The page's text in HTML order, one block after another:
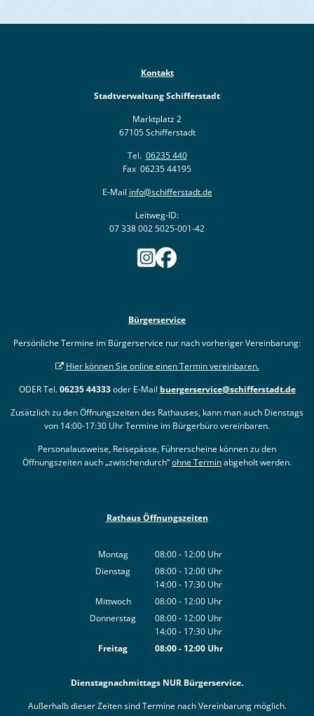
Kontakt
Stadtverwaltung Schifferstadt
Marktplatz 2
67105 Schifferstadt
Tel. 06235 440
Fax 06235 44195
E-Mail info@schifferstadt.de
Leitweg-ID:
07 338 002 5025-001-42
Bürgerservice
Persönliche Termine im Bürgerservice nur nach vorheriger Vereinbarung:
Hier können Sie online einen Termin vereinbaren.
ODER Tel.06235 44333oder E-Mail buergerservice@schifferstadt.de
Zusätzlich zu den Öffnungszeiten des Rathauses, kann man auch Dienstags
von 14:00-17:30 Uhr Termine im Bürgerbüro vereinbaren.
Personalausweise, Reisepässe, Führerscheine können zu den
Öffnungszeiten auch „zwischendurch“ohne Terminabgeholt werden.
Rathaus Öffnungszeiten
Montag 08:00- 12:00 Uhr
Von 08:00 bis 12:00 Uhr
Dienstag 08:00- 12:00 Uhr
Von 08:00 bis 12:00 Uhr
14:00- 17:30 Uhr
Von 14:00 bis 17:30 Uhr
Mittwoch 08:00- 12:00 Uhr
Von 08:00 bis 12:00 Uhr
Donnerstag 08:00- 12:00 Uhr
Von 08:00 bis 12:00 Uhr
14:00- 17:30 Uhr
Von 14:00 bis 17:30 Uhr
Freitag 08:00- 12:00Uhr
Dienstagnachmittags NUR Bürgerservice.
Außerhalb dieser Zeiten sind Termine nach Vereinbarung möglich.